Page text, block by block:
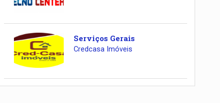
Serviços Gerais
Credcasa Imóveis